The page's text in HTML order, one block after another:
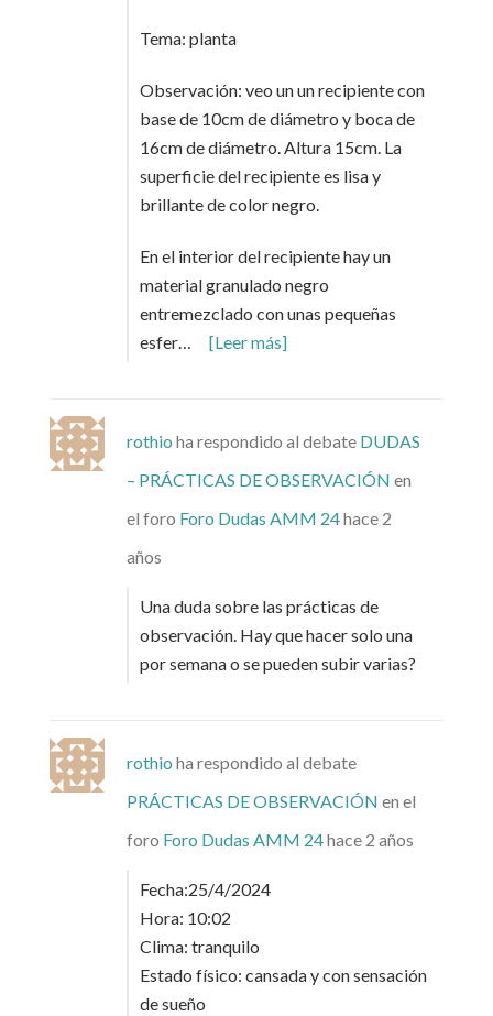
Tema: planta
Observación: veo un un recipiente con
base de 10cm de diámetro y boca de
16cm de diámetro. Altura 15cm. La
superficie del recipiente es lisa y
brillante de color negro.
En el interior del recipiente hay un
material granulado negro
entremezclado con unas pequeñas
esfer…
[Leer más]
rothio ha respondido al debate DUDAS
– PRÁCTICAS DE OBSERVACIÓN en
el foro Foro Dudas AMM 24hace 2
años
Una duda sobre las prácticas de
observación. Hay que hacer solo una
por semana o se pueden subir varias?
rothio ha respondido al debate
PRÁCTICAS DE OBSERVACIÓN en el
foro Foro Dudas AMM 24hace 2 años
Fecha:25/4/2024
Hora: 10:02
Clima: tranquilo
Estado físico: cansada y con sensación
de sueño